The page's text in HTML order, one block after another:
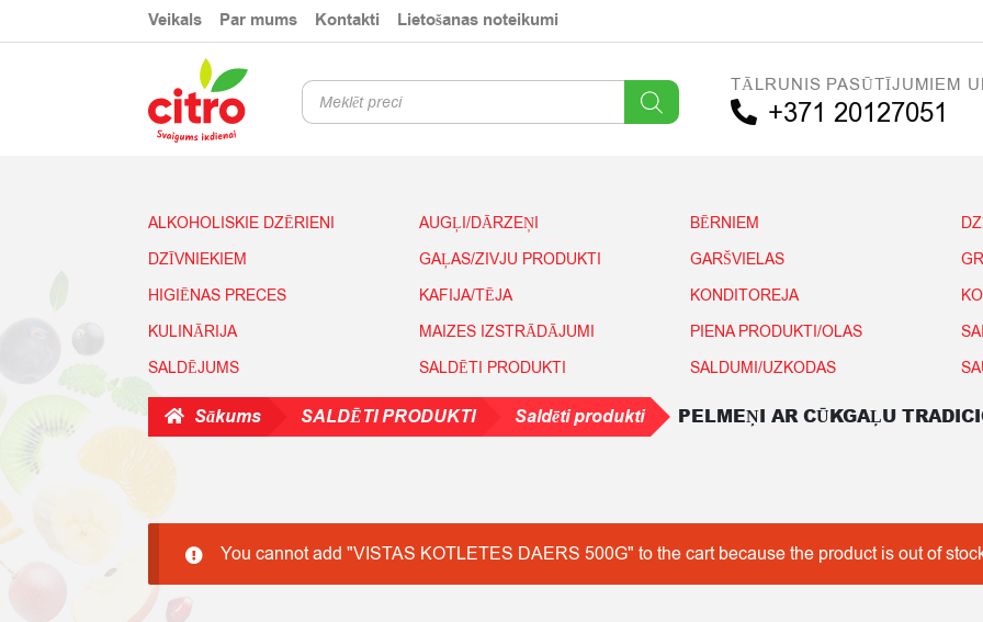
to
to
Veikals Par mums Kontakti Lietošanas noteikumi
Products
search
TĀLRUNIS PASŪTĪJUMIEM
+371 20127051
ALKOHOLISKIE DZĒRIENI AUGĻI/DĀRZEŅI BĒRNIEM
DZĪVNIEKIEM
GAĻAS/ZIVJU PRODUKTI GARŠVIELAS
HIGIĒNAS PRECES
KAFIJA/TĒJA KONDITOREJA
KULINĀRIJA
MAIZES IZSTRĀDĀJUMI PIENA PRODUKTI/OLAS
SALDĒJUMS
SALDĒTI PRODUKTI SALDUMI/UZKODAS
Sākums SALDĒTI PRODUKTI Saldēti produkti PELMEŅI AR CŪKGAĻU
You cannot add "VISTAS KOTLETES DAERS 500G" to the cart because the product is out of